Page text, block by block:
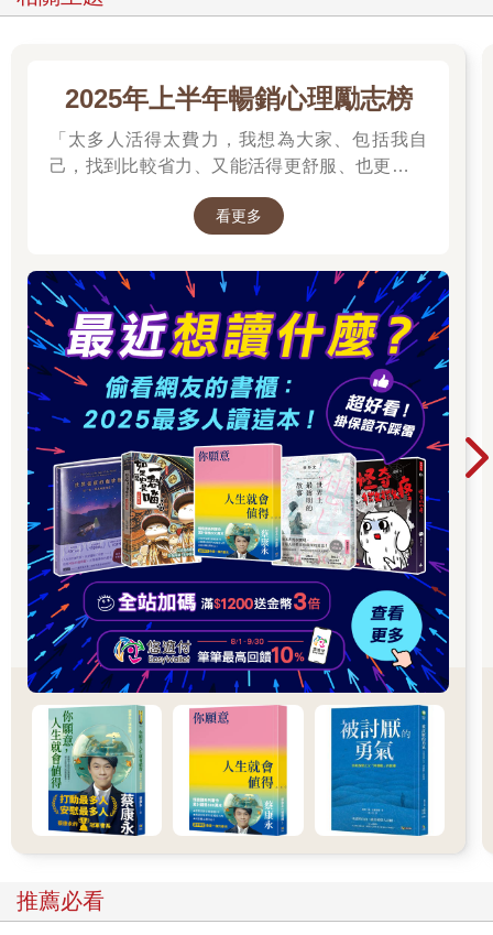
我很想念那些，但也只是聳聳肩的那種想念──當你已經在做「所
「所有事情」的問題在於，最後看起來就像「什麼也沒有」──只
是一陣瘋狂忙亂後的長長陰霾，所有意義都被削去。這幾年就在
養小孩、寫書，還有一份經常蔓延到週末的全職工作之間流逝。
時間過得如此之快，快到我都說不上是怎麼過去的。那幾年雖不
奇異地缺乏意義。我把那罐酵母拿在手裡，翻過來又翻過去，努
力建構某種關於自己的敘事，好讓我明白自己是如何從那裡走到
這裡。我覺得自己彷彿掉進一口深長無比的電梯井，直到如今才
砰一聲重重落了地。這裡很空曠，回音不斷，而我還不確定如何
出去。我正在試著找回一些我認得的東西。
在朵貝．楊笙（Tove Jansson）的《姆米谷的冬天》中，小姆米
意外地太早從冬眠中醒來。他習慣睡上整個冬天，如今一醒來，
驚訝地發現世界被雪覆蓋，自己的花園變得全然陌生。他心想：
「世界在我睡著的時候死去了。這世界不是為姆米造的。」他感
到極端孤單，便到臥房掀開母親的被子：「醒醒！」他喊道，
「全世界都不見了！」姆米媽媽蜷縮在床上，繼續沉睡。這像是
一面鏡子，照向我自己的冬天，或說在我眼中是如此：人人都昏
睡，而我清醒異常，被劇烈的恐懼追著不放。
在這樣的人生時刻，你得想辦法繼續動。我每天都痛苦地慢慢踱
到附近的商店買幾樣食材。我的冰箱，直到不久前還塞得滿滿
的，全是我在網路上訂購卻始終沒吃的食物，如今空空如也。我
只買我需要的，對於浪費濫用，不久前我還視為不可避免，如今
我覺得羞愧。但這就是時間帶來的改變：如今我已能步履維艱地
走上一小段路，到街上看看那天早上蔬果店裡堆了什麼。如果沒
有麵包了，我可以去買。肉販可以賣給我精準的份量，我知道當
天就會用完。我不必再上演「把一包雞肉丟進冷凍庫，一週後解
凍，但沒時間吃，最後扔掉」的循環。
這週，我燉了一鍋羊肉、紅蘿蔔與百里香，表面鋪上切片馬鈴
薯。我覺得自己把整個秋天煮進了屋子裡。我買了一盒包在洋紅
色包裝紙裡，表面覆蓋著淡淡果粉的無花果，連續三個早晨都切
用鹽、糖、蒔蘿與甜菜醃了一塊鮭魚排，讓它覆上一層亮紅色外
衣。一時興起，我又醃了幾條棱角黃瓜配著吃。我有時間。一切
2025年上半年暢銷心理勵志榜
「太多人活得太費力，我想為大家、包括我自
己，找到比較省力、又能活得更舒服、也更滿足
2025網友們心靈療癒都在看這些↓↓↓↓
看更多
推薦必看